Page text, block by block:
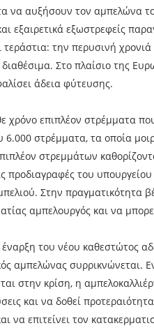
να αυξήσουν τον αμπελώνα
εξαιρετικά εξωστρεφείς
τεράστια: την περυσινή
Στο πλαίσιο της
άδεια φύτευσης.
χρόνο επιπλέον στρέμματα
στρέμματα, τα οποία
στρεμμάτων
προδιαγραφές του
Στην πραγματικότητα
αμπελουργός και να
του νέου καθεστώτος
αμπελώνας συρρικνώνεται.
στην κρίση, η
και να δοθεί
να επιτείνει τον